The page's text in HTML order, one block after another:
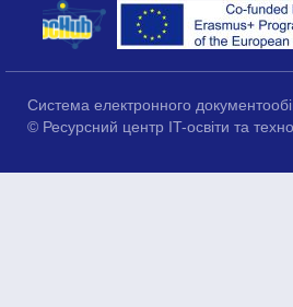
Система електронного
© Ресурсний центр IT-освіти та